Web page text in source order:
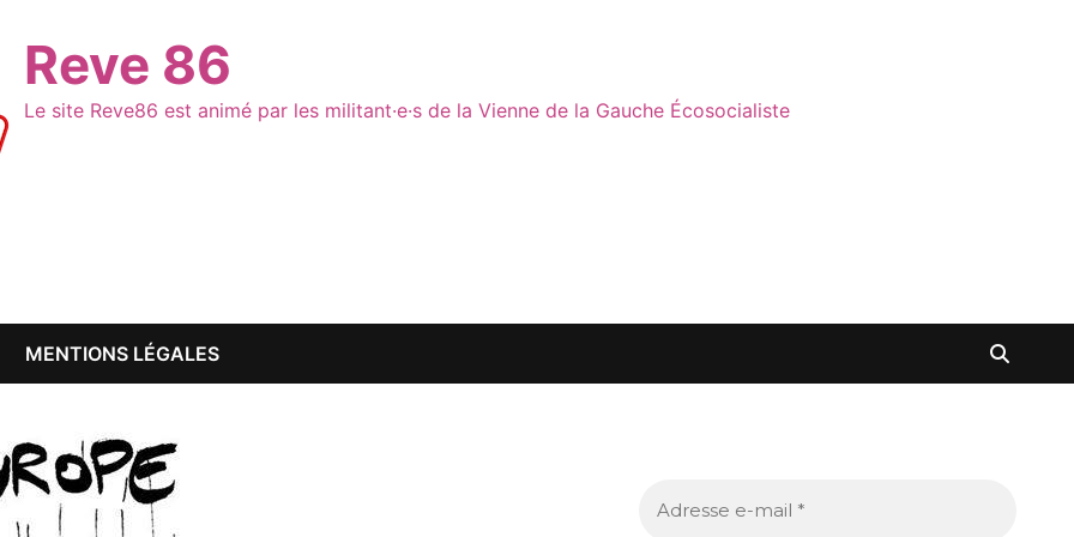
Reve 86
Le site Reve86 est animé par les militant·e·s de la Vienne de la Gauche Écosocialiste
MENTIONS LÉGALES